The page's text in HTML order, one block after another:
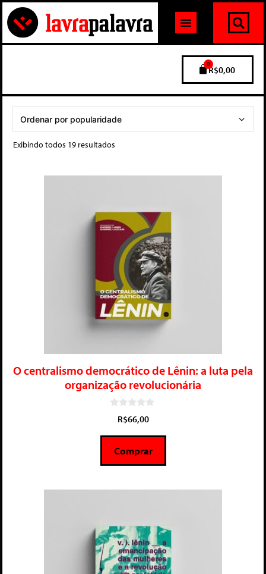
R$0,00
0
Exibindo todos 19 resultados
O centralismo democrático de Lênin: a luta pela
organização revolucionária
5
R$66,00
Comprar